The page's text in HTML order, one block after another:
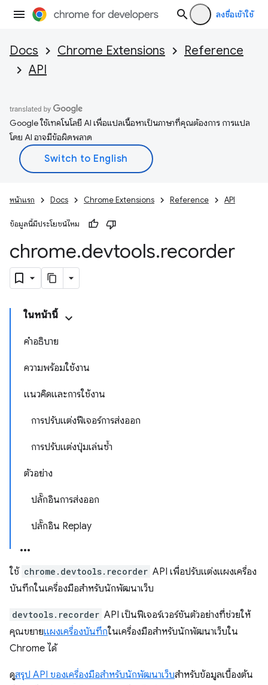
ลงชื่อเข้าใช้
Docs Chrome Extensions
Reference
API
Google ใช้เทคโนโลยี AI เพื่อแปลเนื้อหาเป็นภาษาที่คุณต้องการ การแปล
โดย AI อาจมีข้อผิดพลาด
หน้าแรก Docs Chrome Extensions Reference API
ข้อมูลนี้มีประโยชน์ไหม
chrome.devtools.recorder
ในหน้านี้
คำอธิบาย
ความพร้อมใช้งาน
แนวคิดและการใช้งาน
การปรับแต่งฟีเจอร์การส่งออก
การปรับแต่งปุ่มเล่นซ้ำ
ตัวอย่าง
ปลั๊กอินการส่งออก
ปลั๊กอิน Replay
ใช้ chrome.devtools.recorder API เพื่อปรับแต่งแผงเครื่อง
บันทึกในเครื่องมือสำหรับนักพัฒนาเว็บ
devtools.recorder API เป็นฟีเจอร์เวอร์ชันตัวอย่างที่ช่วยให้
คุณขยายแผงเครื่องบันทึกในเครื่องมือสำหรับนักพัฒนาเว็บใน
Chrome ได้
ดูสรุป API ของเครื่องมือสำหรับนักพัฒนาเว็บสำหรับข้อมูลเบื้องต้น